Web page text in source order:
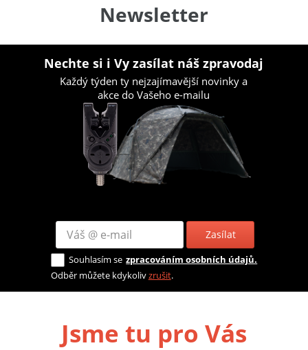
Newsletter
Nechte si i Vy zasílat náš zpravodaj
Každý týden ty nejzajímavější novinky a
akce do Vašeho e-mailu
Zasílat
Souhlasím se zpracováním osobních údajů.
Odběr můžete kdykolivzrušit.
Jsme tu pro Vás